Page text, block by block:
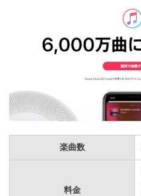
楽曲数
料金